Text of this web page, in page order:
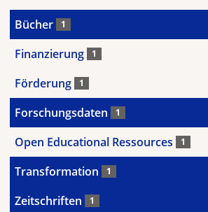
Bücher 1
Finanzierung 1
Förderung 1
Forschungsdaten 1
Open Educational Ressources 1
Transformation 1
Zeitschriften 1